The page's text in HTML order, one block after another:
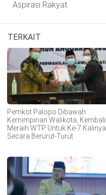
Aspirasi Rakyat
TERKAIT
Pemkot Palopo Dibawah
Kemimpinan Walikota, Kembali
Meraih WTP Untuk Ke-7 Kalinya
Secara Berurut-Turut